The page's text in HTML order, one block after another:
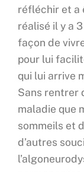
réfléchir et a
réalisé il y a
façon de
pour lui
qui lui arrive
Sans rentrer
maladie que
sommeils et
d’autres